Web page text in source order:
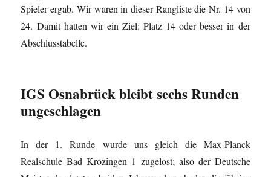
Spieler ergab. Wir waren in dieser Rangliste die Nr. 14 von
24. Damit hatten wir ein Ziel: Platz 14 oder besser in der
Abschlusstabelle.
IGS Osnabrück bleibt sechs Runden
ungeschlagen
In der 1. Runde wurde uns gleich die Max-Planck
Realschule Bad Krozingen 1 zugelost; also der Deutsche